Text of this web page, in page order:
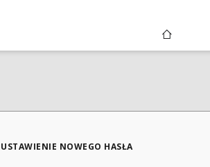
USTAWIENIE NOWEGO HASŁA